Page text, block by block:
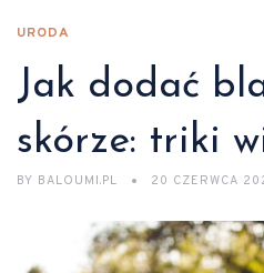
URODA
Jak dodać
skórze: triki
BY BALOUMI.PL 20 CZERWCA